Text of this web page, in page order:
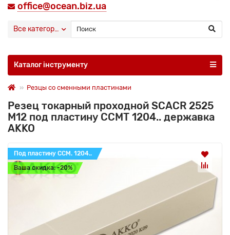
office@ocean.biz.ua
Все категории
Каталог інструменту
Резцы со сменными пластинами
Резец токарный проходной SCACR 2525
M12 под пластину CCMT 1204.. державка
AKKO
Под пластину CCM. 1204..
Ваша скидка: -20%